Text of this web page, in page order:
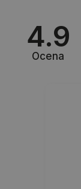
4.9
Ocena